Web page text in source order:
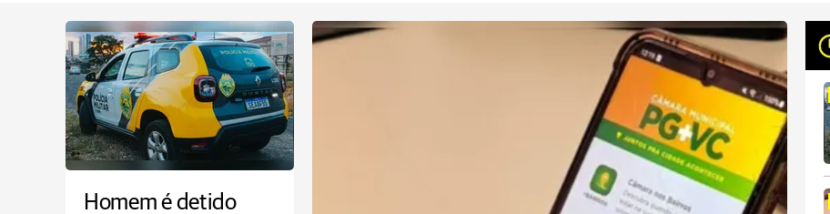
Homem é detido